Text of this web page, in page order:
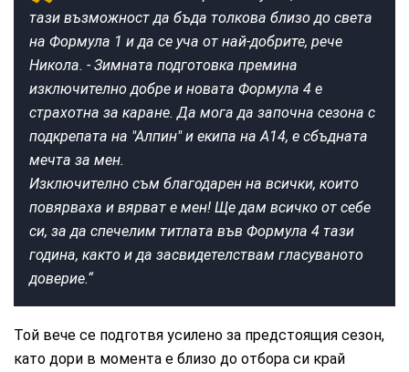
тази възможност да бъда толкова близо до света
на Формула 1 и да се уча от най-добрите, рече
Никола. - Зимната подготовка премина
изключително добре и новата Формула 4 е
страхотна за каране. Да мога да започна сезона с
подкрепата на "Алпин" и екипа на А14, е сбъдната
мечта за мен.
Изключително съм благодарен на всички, които
повярваха и вярват е мен! Ще дам всичко от себе
си, за да спечелим титлата във Формула 4 тази
година, както и да засвидетелствам гласуваното
доверие.“
Той вече се подготвя усилено за предстоящия сезон,
като дори в момента е близо до отбора си край